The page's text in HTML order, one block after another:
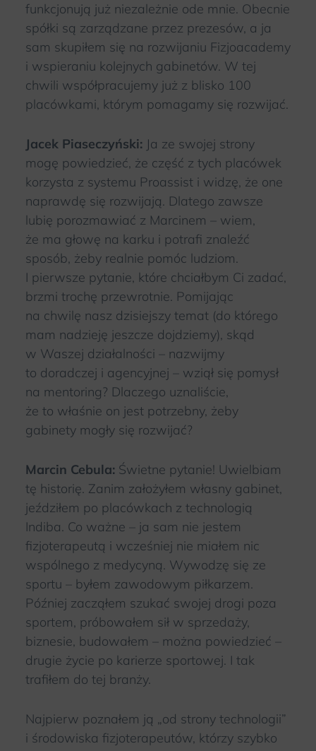
funkcjonują już niezależnie ode mnie. Obecnie
spółki są zarządzane przez prezesów, a ja
sam skupiłem się na rozwijaniu Fizjoacademy
i wspieraniu kolejnych gabinetów. W tej
chwili współpracujemy już z blisko 100
placówkami, którym pomagamy się rozwijać.
Jacek Piaseczyński: Ja ze swojej strony
mogę powiedzieć, że część z tych placówek
korzysta z systemu Proassist i widzę, że one
naprawdę się rozwijają. Dlatego zawsze
lubię porozmawiać z Marcinem – wiem,
że ma głowę na karku i potrafi znaleźć
sposób, żeby realnie pomóc ludziom.
I pierwsze pytanie, które chciałbym Ci zadać,
brzmi trochę przewrotnie. Pomijając
na chwilę nasz dzisiejszy temat (do którego
mam nadzieję jeszcze dojdziemy), skąd
w Waszej działalności – nazwijmy
to doradczej i agencyjnej – wziął się pomysł
na mentoring? Dlaczego uznaliście,
że to właśnie on jest potrzebny, żeby
gabinety mogły się rozwijać?
Marcin Cebula: Świetne pytanie! Uwielbiam
tę historię. Zanim założyłem własny gabinet,
jeździłem po placówkach z technologią
Indiba. Co ważne – ja sam nie jestem
fizjoterapeutą i wcześniej nie miałem nic
wspólnego z medycyną. Wywodzę się ze
sportu – byłem zawodowym piłkarzem.
Później zacząłem szukać swojej drogi poza
sportem, próbowałem sił w sprzedaży,
biznesie, budowałem – można powiedzieć –
drugie życie po karierze sportowej. I tak
trafiłem do tej branży.
Najpierw poznałem ją „od strony technologii”
i środowiska fizjoterapeutów, którzy szybko